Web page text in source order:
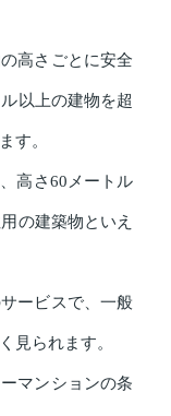
高さごとに安全
以上の建物を超
す。
高さ60メートル
の建築物といえ
ービスで、一般
見られます。
マンションの条